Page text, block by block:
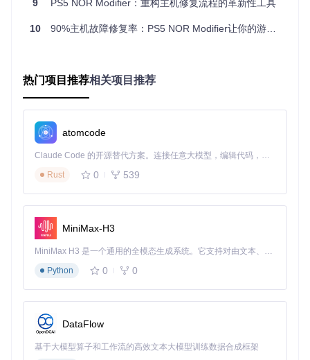
3. 硬件调试与故障排除
维修周期。
操作指南：如何使用PS5 NOR Modifier修改NO
R文件？
准备工作
确保已获取PS5的NOR闪存转储文件（通常通过专业编程器读
取），并在Windows系统中安装.NET Framework 4.8或更高
版本。
加载NOR文件
启动PS5 NOR Modifier，在"NOR Modifier"选项卡中点
选择并打开你的NOR转储文件（.bin格式）
工具将自动解析文件内容，在左侧" Dump Results"区域
显示设备信息
9 PS5 NOR Modifier：重构主机修复流程的革新性工具
10 90%主机故障修复率：PS5 NOR Modifier让你的游戏机起死回生
热门项目推荐相关项目推荐
atomcode
Claude Code 的开源替代方案。连接任意大模型，编辑代码，运行命令，自动验证 — 全自动执行。用 Rust 构建，极致性能。 ｜ An open-source alternative to Claude Code. Connect any LLM, edit code, run commands, and verify changes — autonomously. Built in Rust for speed. Get Started
Rust
0 539
MiniMax-H3
MiniMax H3 是一个通用的全模态生成系统。它支持对由文本、图像、视频和音频组成的多模态上下文进行统一理解，并能生成分辨率高达 2K、时长可达 15 秒的带原生立体声音频的视频。得益于面向任务泛化的系统设计，H3 在预训练阶段就已具备广泛的多模态上下文理解与生成能力，能够出色地执行复杂的多模态指令。
Python
0 0
DataFlow
基于大模型算子和工作流的高效文本大模型训练数据合成框架